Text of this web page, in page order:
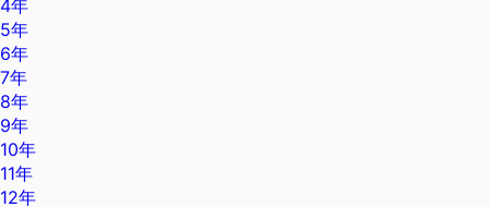
4年
5年
6年
7年
8年
9年
10年
11年
12年